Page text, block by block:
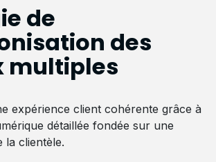
de
des
multiples
expérience client cohérente grâce à
détaillée fondée sur une
la clientèle.